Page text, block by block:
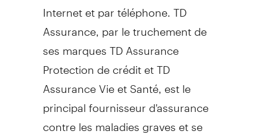
Internet et par téléphone. TD
Assurance, par le truchement de
ses marques TD Assurance
Protection de crédit et TD
Assurance Vie et Santé, est le
principal fournisseur d'assurance
contre les maladies graves et se